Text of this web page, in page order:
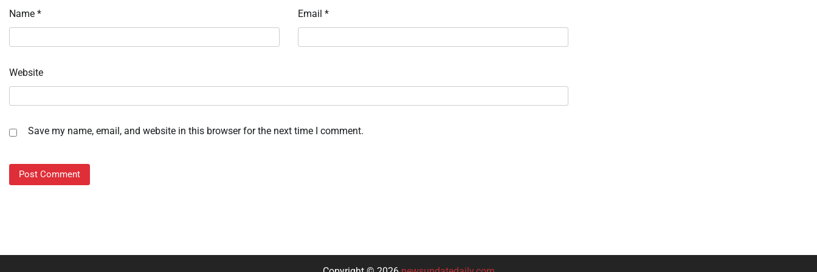
Name * Email *
Website
Save my name, email, and website in this browser for the next time I comment.